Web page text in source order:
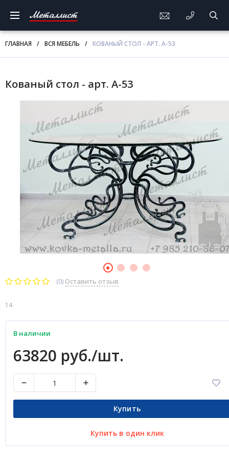
Металлист
ГЛАВНАЯ / ВСЯ МЕБЕЛЬ / КОВАНЫЙ СТОЛ - АРТ. А-53
Кованый стол - арт. А-53
(0) Оставить отзыв
14
В наличии
63820 руб./шт.
Купить
Купить в один клик